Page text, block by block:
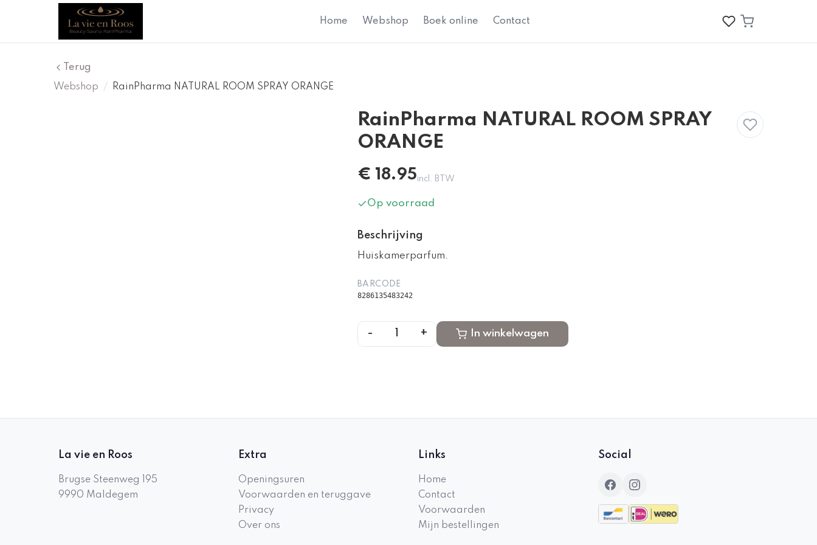
Home Webshop Boek online Contact
Terug
Webshop
/ RainPharma NATURAL ROOM SPRAY ORANGE
RainPharma NATURAL ROOM SPRAY
ORANGE
€ 18.95incl. BTW
Op voorraad
Beschrijving
Huiskamerparfum.
BARCODE
8286135483242
- + In winkelwagen
La vie en Roos
Brugse Steenweg 195
9990 Maldegem
Extra
Openingsuren
Voorwaarden en teruggave
Privacy
Over ons
Links
Home
Contact
Voorwaarden
Mijn bestellingen
Social